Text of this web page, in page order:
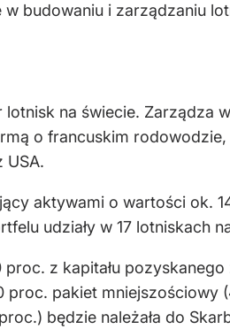
budowaniu i zarządzaniu
na świecie. Zarządza
o francuskim
USA.
aktywami o wartości ok.
udziały w 17 lotniskach
z kapitału
proc. pakiet mniejszościowy
będzie należała do